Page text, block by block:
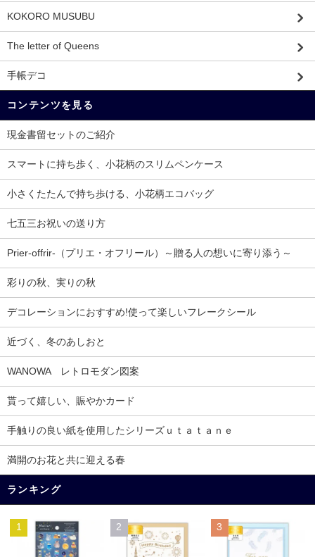
KOKORO MUSUBU
The letter of Queens
手帳デコ
コンテンツを見る
現金書留セットのご紹介
スマートに持ち歩く、小花柄のスリムペンケース
小さくたたんで持ち歩ける、小花柄エコバッグ
七五三お祝いの送り方
Prier-offrir-（プリエ・オフリール）～贈る人の想いに寄り添う～
彩りの秋、実りの秋
デコレーションにおすすめ!使って楽しいフレークシール
近づく、冬のあしおと
WANOWA レトロモダン図案
貰って嬉しい、賑やかカード
手触りの良い紙を使用したシリーズｕｔａｔａｎｅ
満開のお花と共に迎える春
ランキング
1 2 3